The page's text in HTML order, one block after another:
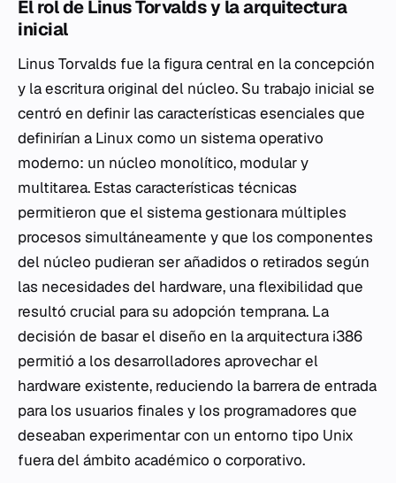
El rol de Linus Torvalds y la arquitectura
inicial
Linus Torvalds fue la figura central en la concepción
y la escritura original del núcleo. Su trabajo inicial se
centró en definir las características esenciales que
definirían a Linux como un sistema operativo
moderno: un núcleo monolítico, modular y
multitarea. Estas características técnicas
permitieron que el sistema gestionara múltiples
procesos simultáneamente y que los componentes
del núcleo pudieran ser añadidos o retirados según
las necesidades del hardware, una flexibilidad que
resultó crucial para su adopción temprana. La
decisión de basar el diseño en la arquitectura i386
permitió a los desarrolladores aprovechar el
hardware existente, reduciendo la barrera de entrada
para los usuarios finales y los programadores que
deseaban experimentar con un entorno tipo Unix
fuera del ámbito académico o corporativo.